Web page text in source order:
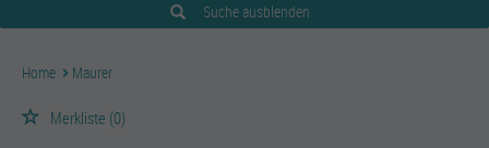
Suche ausblenden
Home Maurer
Merkliste (0)